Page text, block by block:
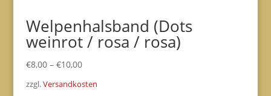
Welpenhalsband (Dots
weinrot / rosa / rosa)
€8,00– €10,00
zzgl.Versandkosten